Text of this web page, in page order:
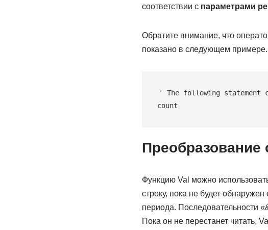
соответствии с параметрами
Обратите внимание, что
показано в следующем примере.
' The following
count
Преобразование
Функцию Val можно
строку, пока не будет
периода. Последовательности
Пока он не перестанет читать,